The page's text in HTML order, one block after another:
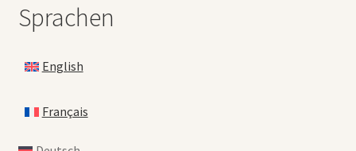
Sprachen
English
Français